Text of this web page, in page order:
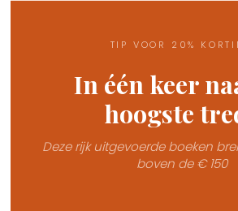
TIP VOOR 20%
In één keer
hoogste
Deze rijk uitgevoerde boeken
boven de € 150